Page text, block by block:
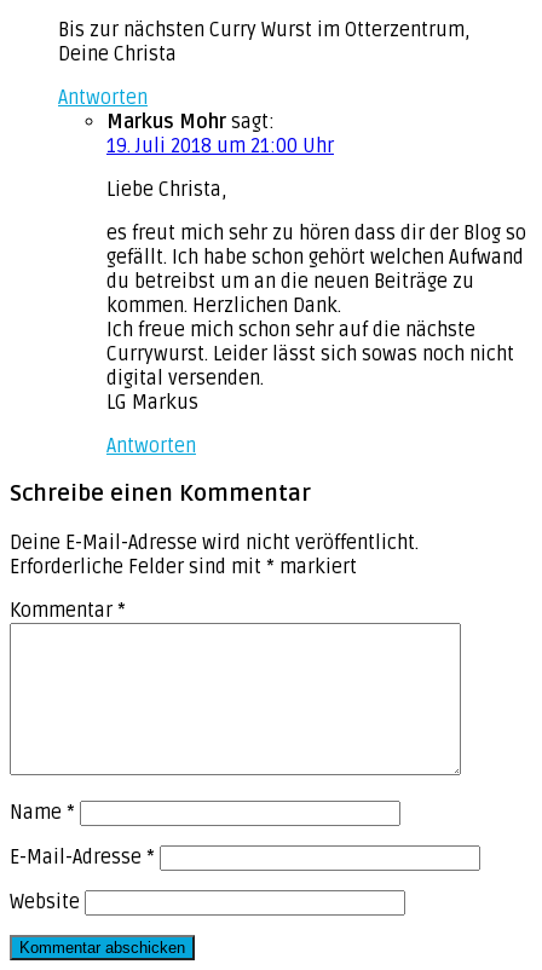
Bis zur nächsten Curry Wurst im Otterzentrum,
Deine Christa
Antworten
Markus Mohr sagt:
19. Juli 2018 um 21:00 Uhr
Liebe Christa,
es freut mich sehr zu hören dass dir der Blog so
gefällt. Ich habe schon gehört welchen Aufwand
du betreibst um an die neuen Beiträge zu
kommen. Herzlichen Dank.
Ich freue mich schon sehr auf die nächste
Currywurst. Leider lässt sich sowas noch nicht
digital versenden.
LG Markus
Antworten
Schreibe einen Kommentar
Deine E-Mail-Adresse wird nicht veröffentlicht.
Erforderliche Felder sind mit * markiert
Kommentar *
Name *
E-Mail-Adresse *
Website